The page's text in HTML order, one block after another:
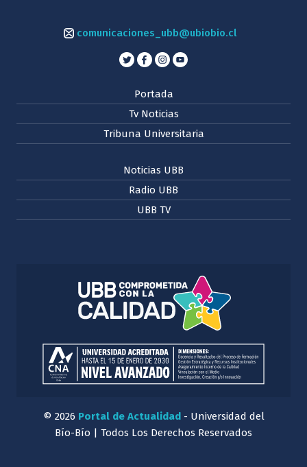
comunicaciones_ubb@ubiobio.cl
Portada
Tv Noticias
Tribuna Universitaria
Noticias UBB
Radio UBB
UBB TV
© 2026 Portal de Actualidad- Universidad del
Bío-Bío | Todos Los Derechos Reservados